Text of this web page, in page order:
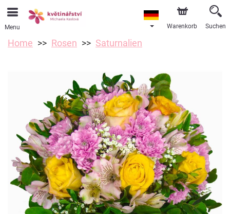
Menu Warenkorb Suchen
Home Rosen Saturnalien